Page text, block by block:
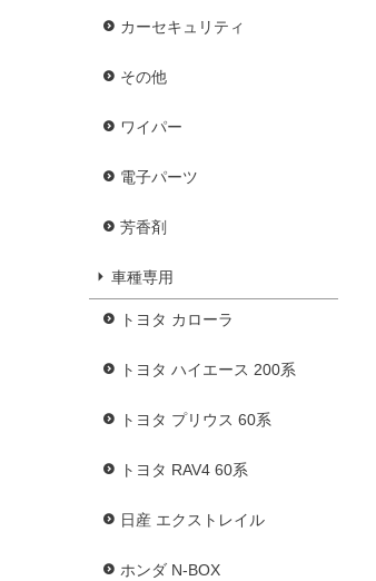
カーセキュリティ
その他
ワイパー
電子パーツ
芳香剤
車種専用
トヨタ カローラ
トヨタ ハイエース 200系
トヨタ プリウス 60系
トヨタ RAV4 60系
日産 エクストレイル
ホンダ N-BOX